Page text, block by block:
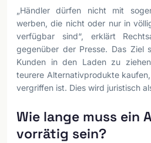
„Händler dürfen nicht mit
werben, die nicht oder nur in
verfügbar sind“, erklärt
gegenüber der Presse. Das Ziel
Kunden in den Laden zu
teurere Alternativprodukte
vergriffen ist. Dies wird juristisch
Wie lange muss ein
vorrätig sein?